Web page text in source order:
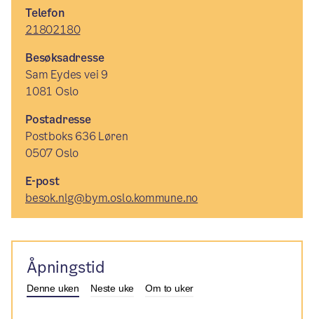
Telefon
21802180
Besøksadresse
Sam Eydes vei 9
1081 Oslo
Postadresse
Postboks 636 Løren
0507 Oslo
E-post
besok.nlg@bym.oslo.kommune.no
Åpningstid
Denne uken Neste uke Om to uker